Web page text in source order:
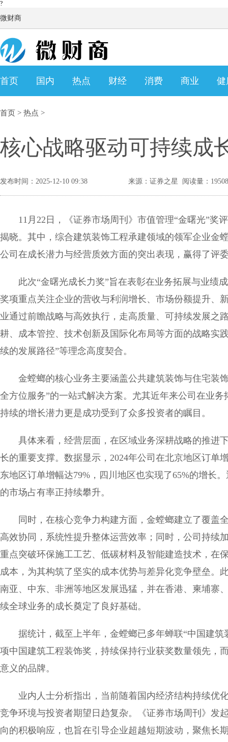
?
微财商
首页 国内 热点 财经 消费 商业 健
首页 > 热点 >
核心战略驱动可持续成
发布时间：2025-12-10 09:38 来源：证券之星 阅读量：
11月22日，《证券市场周刊》市值管理“金曙光”奖
揭晓。其中，综合建筑装饰工程承建领域的领军企业金
公司在成长潜力与经营质效方面的突出表现，赢得了评
此次“金曙光成长力奖”旨在表彰在业务拓展与业绩
奖项重点关注企业的营收与利润增长、市场份额提升、
业通过前瞻战略与高效执行，走高质量、可持续发展之
耕、成本管控、技术创新及国际化布局等方面的战略实
续的发展路径”等理念高度契合。
金螳螂的核心业务主要涵盖公共建筑装饰与住宅装
全方位服务”的一站式解决方案。尤其近年来公司在业
持续的增长潜力更是成功受到了众多投资者的瞩目。
具体来看，经营层面，在区域业务深耕战略的推进
长的重要支撑。数据显示，2024年公司在北京地区订单
东地区订单增幅达79%，四川地区也实现了65%的增长
的市场占有率正持续攀升。
同时，在核心竞争力构建方面，金螳螂建立了覆盖
高效协同，系统性提升整体运营效率；同时，公司持续
重点突破环保施工工艺、低碳材料及智能建造技术，在
成本，为其构筑了坚实的成本优势与差异化竞争壁垒。
南亚、中东、非洲等地区发展迅猛，并在香港、柬埔寨
续全球业务的成长奠定了良好基础。
据统计，截至上半年，金螳螂已多年蝉联“中国建
项中国建筑工程装饰奖，持续保持行业获奖数量领先，
意义的品牌。
业内人士分析指出，当前随着国内经济结构持续优
竞争环境与投资者期望日趋复杂。《证券市场周刊》发
向的积极响应，也旨在引导企业超越短期波动，聚焦长